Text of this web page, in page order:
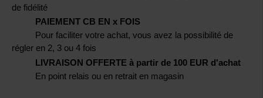
de fidélité
PAIEMENT CB EN x FOIS
Pour faciliter votre achat, vous avez la possibilité de
régler en 2, 3 ou 4 fois
LIVRAISON OFFERTE à partir de 100 EUR d'achat
En point relais ou en retrait en magasin